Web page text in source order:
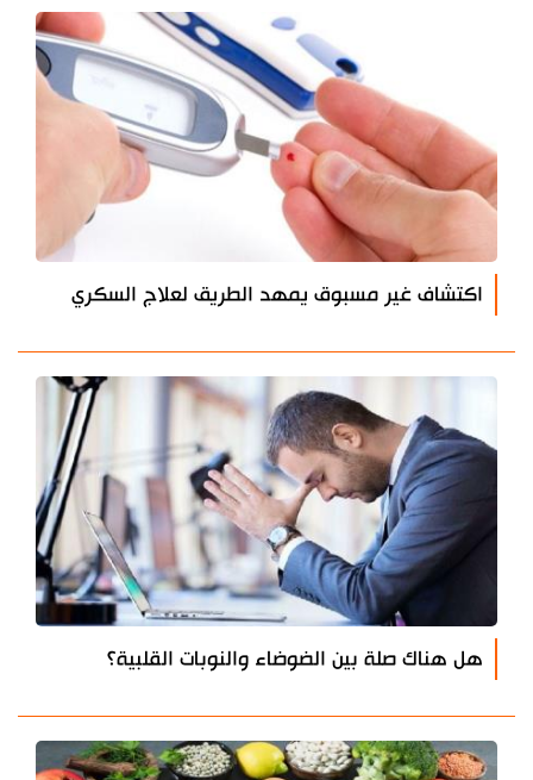
اكتشاف غير مسبوق يمهد الطريق لعلاج السكري
هل هناك صلة بين الضوضاء والنوبات القلبية؟